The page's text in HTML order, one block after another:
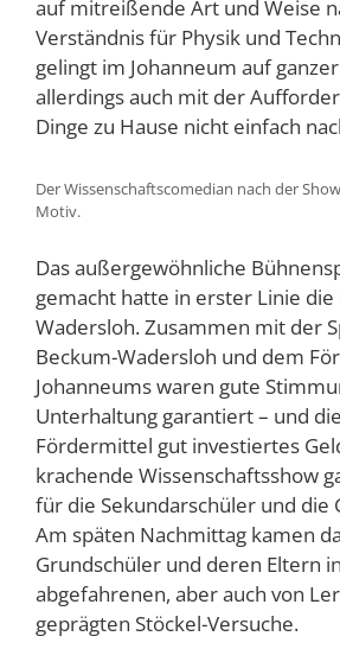
auf mitreißende Art und Weise
Verständnis für Physik und
gelingt im Johanneum auf
allerdings auch mit der
Dinge zu Hause nicht einfach
Der Wissenschaftscomedian nach der
Motiv.
Das außergewöhnliche
gemacht hatte in erster Linie
Wadersloh. Zusammen mit der
Beckum-Wadersloh und dem
Johanneums waren gute
Unterhaltung garantiert – und
Fördermittel gut investiertes
krachende Wissenschaftsshow
für die Sekundarschüler und die
Am späten Nachmittag kamen
Grundschüler und deren Eltern
abgefahrenen, aber auch von
geprägten Stöckel-Versuche.